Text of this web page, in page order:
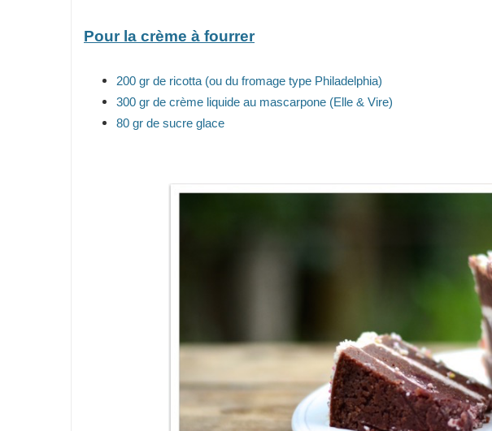
Pour la crème à fourrer
200 gr de ricotta (ou du fromage type Philadelphia)
300 gr de crème liquide au mascarpone (Elle & Vire)
80 gr de sucre glace